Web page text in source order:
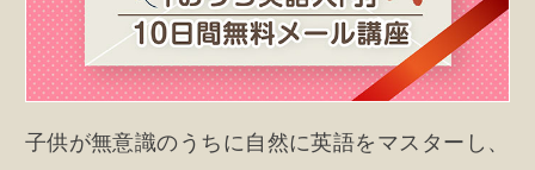
子供が無意識のうちに自然に英語をマスターし、